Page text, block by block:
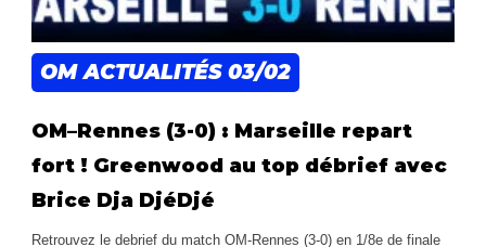
OM ACTUALITÉS03/02
OM–Rennes (3-0) : Marseille repart
fort ! Greenwood au top débrief avec
Brice Dja DjéDjé
Retrouvez le debrief du match OM-Rennes (3-0) en 1/8e de finale